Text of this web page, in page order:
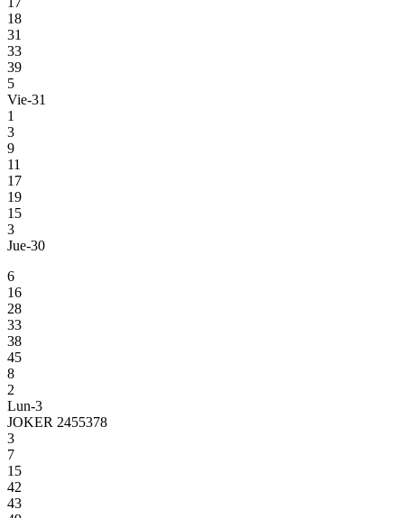
18
31
33
39
5
Vie-31
1
3
9
11
17
19
15
3
Jue-30
6
16
28
33
38
45
8
2
Lun-3
JOKER 2455378
3
7
15
42
43